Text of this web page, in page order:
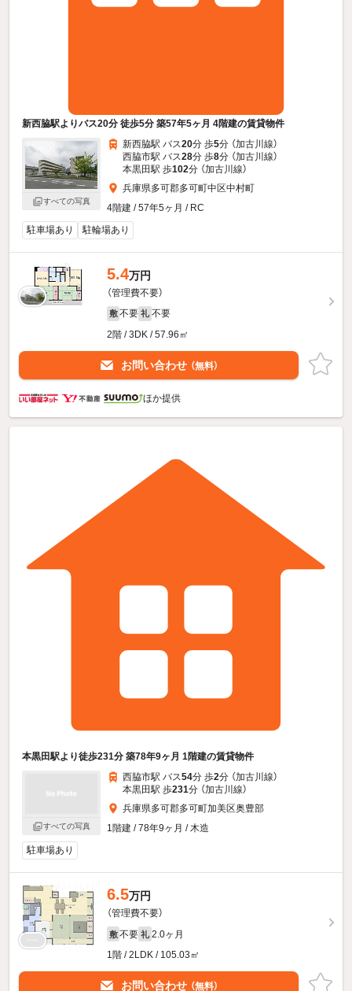
新西脇駅よりバス20分 徒歩5分 築57年5ヶ月 4階建の賃貸物件
すべての写真
新西脇駅 バス20分 歩5分 （加古川線）
西脇市駅 バス28分 歩8分 （加古川線）
本黒田駅 歩102分 （加古川線）
兵庫県多可郡多可町中区中村町
4階建 / 57年5ヶ月 / RC
駐車場あり
駐輪場あり
5.4万円
（管理費不要）
敷 不要 礼 不要
2階 / 3DK / 57.96㎡
お問い合わせ （無料）
ほか提供
本黒田駅より徒歩231分 築78年9ヶ月 1階建の賃貸物件
すべての写真
西脇市駅 バス54分 歩2分 （加古川線）
本黒田駅 歩231分 （加古川線）
兵庫県多可郡多可町加美区奥豊部
1階建 / 78年9ヶ月 / 木造
駐車場あり
6.5万円
（管理費不要）
敷 不要 礼 2.0ヶ月
1階 / 2LDK / 105.03㎡
お問い合わせ （無料）